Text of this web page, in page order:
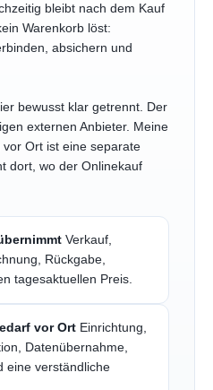
bleibt nach dem Kauf
Warenkorb löst:
absichern und
bewusst klar getrennt. Der
externen Anbieter. Meine
Ort ist eine separate
dort, wo der Onlinekauf
Verkauf,
Rückgabe,
tagesaktuellen Preis.
vor Ort Einrichtung,
Datenübernahme,
eine verständliche